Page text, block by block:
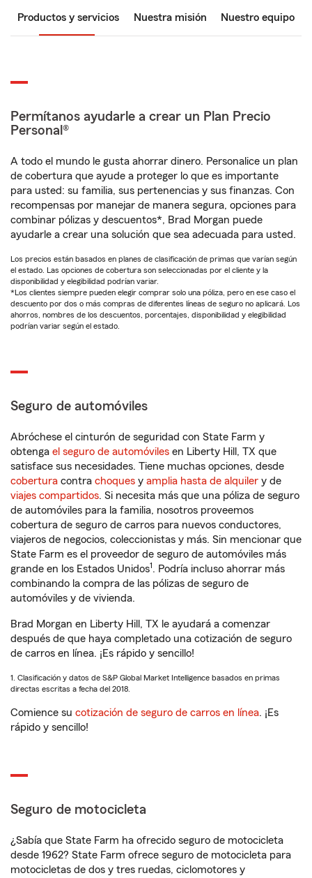
Productos y servicios Nuestra misión Nuestro equipo
Permítanos ayudarle a crear un Plan Precio
Personal®
A todo el mundo le gusta ahorrar dinero. Personalice un plan
de cobertura que ayude a proteger lo que es importante
para usted: su familia, sus pertenencias y sus finanzas. Con
recompensas por manejar de manera segura, opciones para
combinar pólizas y descuentos*, Brad Morgan puede
ayudarle a crear una solución que sea adecuada para usted.
Los precios están basados en planes de clasificación de primas que varían según
el estado. Las opciones de cobertura son seleccionadas por el cliente y la
disponibilidad y elegibilidad podrían variar.
*Los clientes siempre pueden elegir comprar solo una póliza, pero en ese caso el
descuento por dos o más compras de diferentes líneas de seguro no aplicará. Los
ahorros, nombres de los descuentos, porcentajes, disponibilidad y elegibilidad
podrían variar según el estado.
Seguro de automóviles
Abróchese el cinturón de seguridad con State Farm y
obtenga el seguro de automóviles en Liberty Hill, TX que
satisface sus necesidades. Tiene muchas opciones, desde
cobertura contra choques y amplia hasta de alquiler y de
viajes compartidos. Si necesita más que una póliza de seguro
de automóviles para la familia, nosotros proveemos
cobertura de seguro de carros para nuevos conductores,
viajeros de negocios, coleccionistas y más. Sin mencionar que
State Farm es el proveedor de seguro de automóviles más
grande en los Estados Unidos1. Podría incluso ahorrar más
combinando la compra de las pólizas de seguro de
automóviles y de vivienda.
Brad Morgan en Liberty Hill, TX le ayudará a comenzar
después de que haya completado una cotización de seguro
de carros en línea. ¡Es rápido y sencillo!
1. Clasificación y datos de S&P Global Market Intelligence basados en primas
directas escritas a fecha del 2018.
Comience su cotización de seguro de carros en línea. ¡Es
rápido y sencillo!
Seguro de motocicleta
¿Sabía que State Farm ha ofrecido seguro de motocicleta
desde 1962? State Farm ofrece seguro de motocicleta para
motocicletas de dos y tres ruedas, ciclomotores y